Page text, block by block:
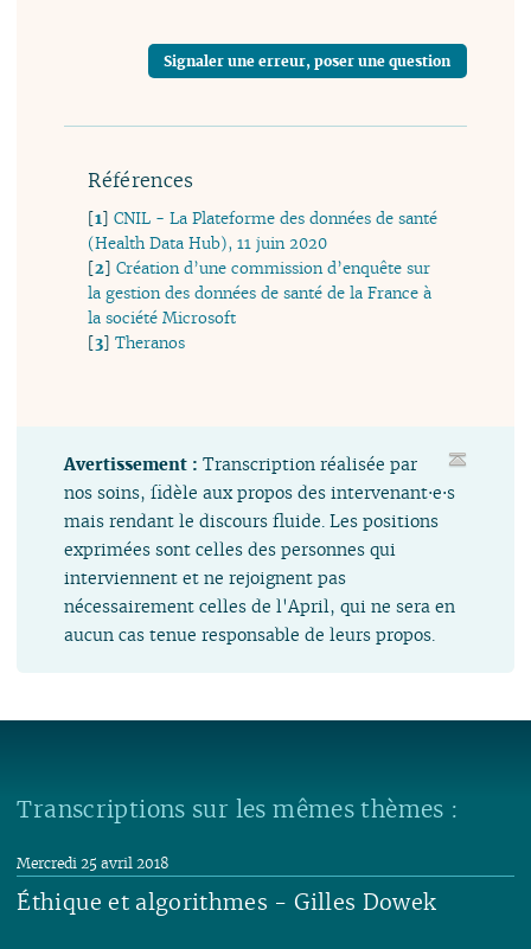
Signaler une erreur, poser une question
Références
[1]CNIL - La Plateforme des données de santé
(Health Data Hub), 11 juin 2020
[2]Création d’une commission d’enquête sur
la gestion des données de santé de la France à
la société Microsoft
[3]Theranos
Avertissement :Transcription réalisée par
nos soins, fidèle aux propos des intervenant⋅e⋅s
mais rendant le discours fluide. Les positions
exprimées sont celles des personnes qui
interviennent et ne rejoignent pas
nécessairement celles de l'April, qui ne sera en
aucun cas tenue responsable de leurs propos.
Transcriptions sur les mêmes thèmes :
Éthique et algorithmes - Gilles Dowek
Mercredi 25 avril 2018